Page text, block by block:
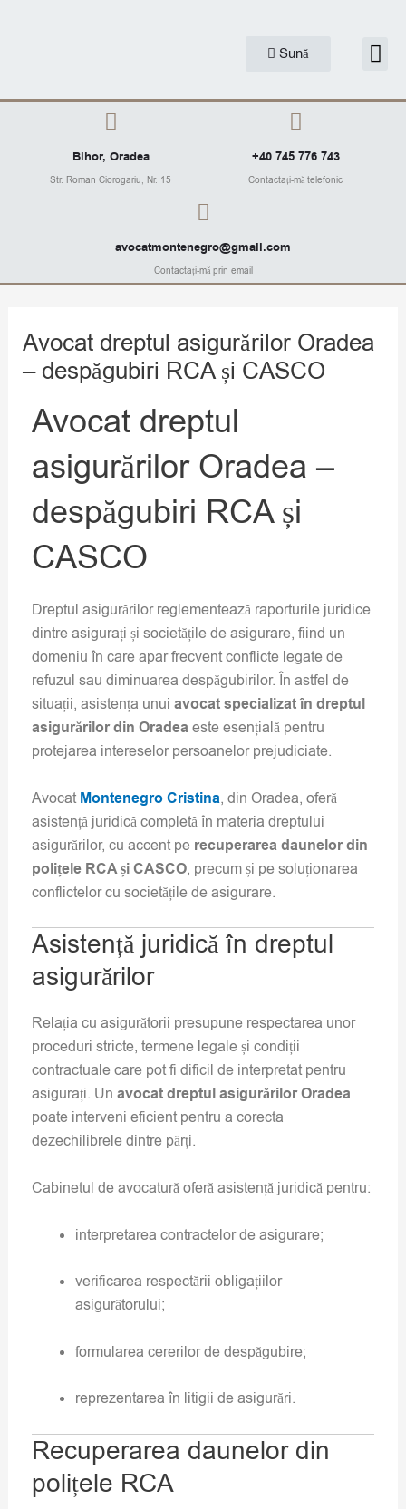
Sună
Bihor, Oradea
Str. Roman Ciorogariu, Nr. 15
+40 745 776 743
Contactați-mă telefonic
avocatmontenegro@gmail.com
Contactați-mă prin email
Avocat dreptul asigurărilor Oradea
– despăgubiri RCA și CASCO
Avocat dreptul
asigurărilor Oradea –
despăgubiri RCA și
CASCO
Dreptul asigurărilor reglementează raporturile juridice
dintre asigurați și societățile de asigurare, fiind un
domeniu în care apar frecvent conflicte legate de
refuzul sau diminuarea despăgubirilor. În astfel de
situații, asistența unui avocat specializat în dreptul
asigurărilor din Oradeaeste esențială pentru
protejarea intereselor persoanelor prejudiciate.
AvocatMontenegro Cristina, din Oradea, oferă
asistență juridică completă în materia dreptului
asigurărilor, cu accent pe recuperarea daunelor din
polițele RCA și CASCO, precum și pe soluționarea
conflictelor cu societățile de asigurare.
Asistență juridică în dreptul
asigurărilor
Relația cu asigurătorii presupune respectarea unor
proceduri stricte, termene legale și condiții
contractuale care pot fi dificil de interpretat pentru
asigurați. Un avocat dreptul asigurărilor Oradea
poate interveni eficient pentru a corecta
dezechilibrele dintre părți.
Cabinetul de avocatură oferă asistență juridică pentru:
interpretarea contractelor de asigurare;
verificarea respectării obligațiilor
asigurătorului;
formularea cererilor de despăgubire;
reprezentarea în litigii de asigurări.
Recuperarea daunelor din
polițele RCA